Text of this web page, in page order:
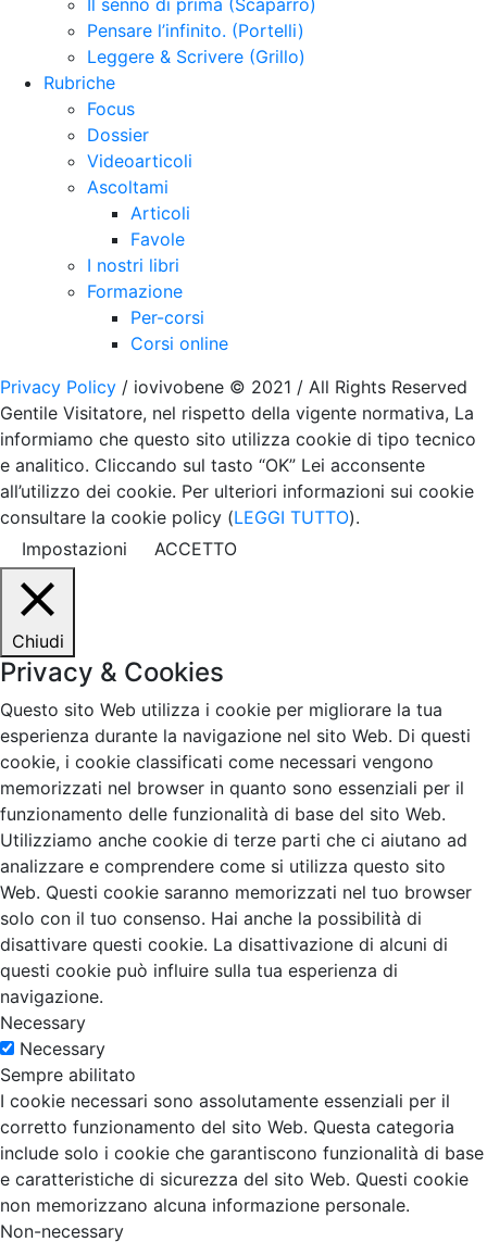
Il senno di prima (Scaparro)
Pensare l’infinito. (Portelli)
Leggere & Scrivere (Grillo)
Rubriche
Focus
Dossier
Videoarticoli
Ascoltami
Articoli
Favole
I nostri libri
Formazione
Per-corsi
Corsi online
Privacy Policy / iovivobene © 2021 / All Rights Reserved
Gentile Visitatore, nel rispetto della vigente normativa, La
informiamo che questo sito utilizza cookie di tipo tecnico
e analitico. Cliccando sul tasto “OK” Lei acconsente
all’utilizzo dei cookie. Per ulteriori informazioni sui cookie
consultare la cookie policy (LEGGI TUTTO).
Impostazioni
ACCETTO
Chiudi
Privacy & Cookies
Questo sito Web utilizza i cookie per migliorare la tua
esperienza durante la navigazione nel sito Web. Di questi
cookie, i cookie classificati come necessari vengono
memorizzati nel browser in quanto sono essenziali per il
funzionamento delle funzionalità di base del sito Web.
Utilizziamo anche cookie di terze parti che ci aiutano ad
analizzare e comprendere come si utilizza questo sito
Web. Questi cookie saranno memorizzati nel tuo browser
solo con il tuo consenso. Hai anche la possibilità di
disattivare questi cookie. La disattivazione di alcuni di
questi cookie può influire sulla tua esperienza di
navigazione.
Necessary
Necessary
Sempre abilitato
I cookie necessari sono assolutamente essenziali per il
corretto funzionamento del sito Web. Questa categoria
include solo i cookie che garantiscono funzionalità di base
e caratteristiche di sicurezza del sito Web. Questi cookie
non memorizzano alcuna informazione personale.
Non-necessary